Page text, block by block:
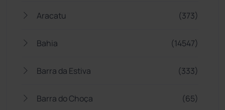
Aracatu (373)
Bahia (14547)
Barra da Estiva (333)
Barra do Choça (65)